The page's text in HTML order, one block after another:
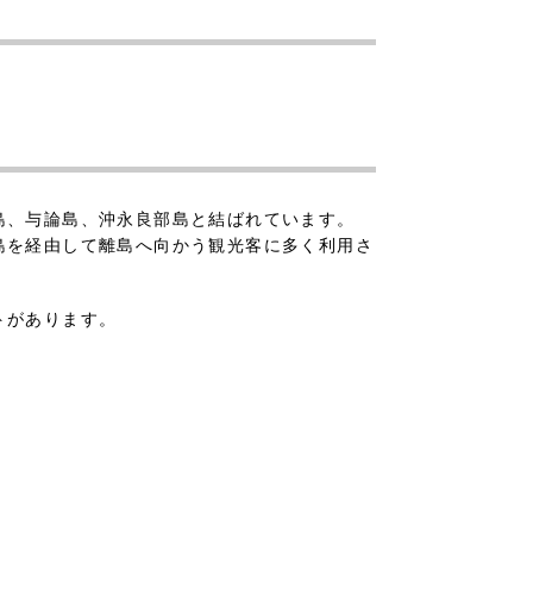
与論島、沖永良部島と結ばれています。
経由して離島へ向かう観光客に多く利用さ
あります。